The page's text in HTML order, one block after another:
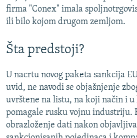
firma "Conex" imala
ili bilo kojom drugom zemljom.
Šta predstoji?
U nacrtu novog paketa sankcija
uvid, ne navodi se objašnjenje
uvrštene na listu, na koji način i u
pomagale rusku vojnu industriju.
obrazloženje dati nakon